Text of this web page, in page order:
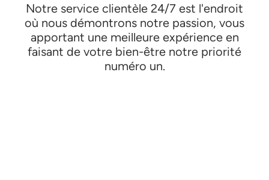
Notre service clientèle 24/7 est l'endroit
où nous démontrons notre passion, vous
apportant une meilleure expérience en
faisant de votre bien-être notre priorité
numéro un.